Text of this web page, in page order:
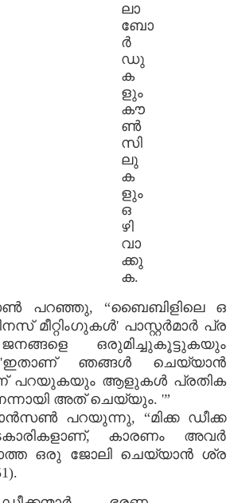
ലാ
ബോ
ർ
ഡു
ക
ളും
കൗ
ൺ
സി
ലു
ക
ളും
ഒ
ഴി
വാ
ക്കു
ക.
പറഞ്ഞു, “ബൈബിളിലെ ഒ
മീറ്റിംഗുകൾ' പാസ്റ്റർമാർ പ്ര
ഒരുമിച്ചുകൂട്ടുകയും
'ഇതാണ് ഞങ്ങൾ ചെയ്യാൻ
പറയുകയും ആളുകൾ പ്രതിക
അത് ചെയ്യും. '”
പറയുന്നു, “മിക്ക ഡീക്ക
കാരണം അവർ
ഒരു ജോലി ചെയ്യാൻ ശ്ര